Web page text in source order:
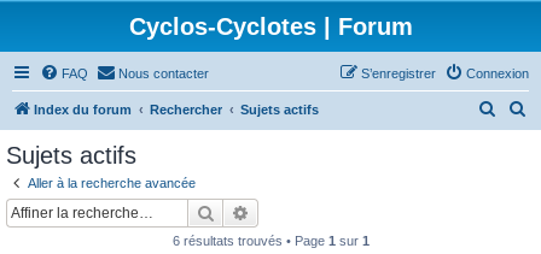
Cyclos-Cyclotes | Forum
FAQ Nous contacter Connexion
S’enregistrer
Index du forum Rechercher Sujets actifs
Sujets actifs
Aller à la recherche avancée
Rechercher
6 résultats trouvés • Page 1 sur 1